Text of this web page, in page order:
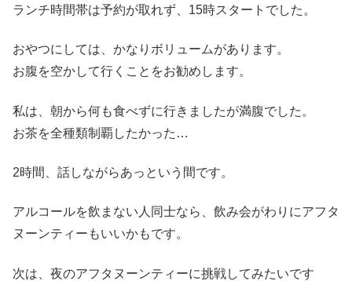
ランチ時間帯は予約が取れず、15時スタートでした。
おやつにしては、かなりボリュームがあります。
お腹を空かして行くことをお勧めします。
私は、朝から何も食べずに行きましたが満腹でした。
お茶を全種類制覇したかった…
2時間、話しながらあっという間です。
アルコールを飲まない人同士なら、飲み会がわりにアフタ
ヌーンティーもいいかもです。
次は、夜のアフタヌーンティーに挑戦してみたいです